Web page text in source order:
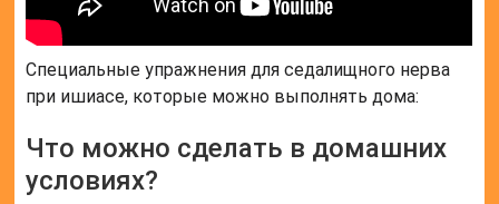
Специальные упражнения для седалищного нерва
при ишиасе, которые можно выполнять дома:
Что можно сделать в домашних
условиях?